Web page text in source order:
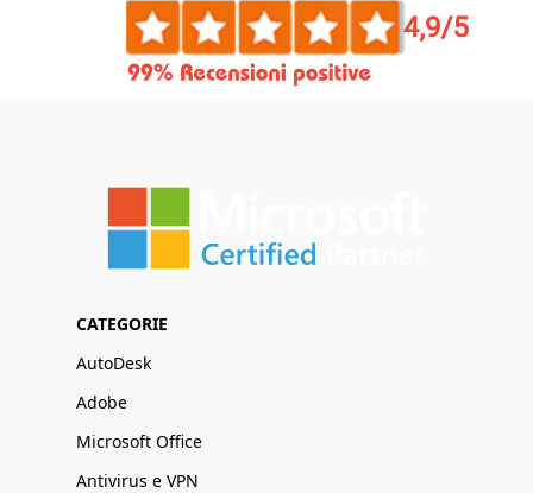
CATEGORIE
AutoDesk
Adobe
Microsoft Office
Antivirus e VPN